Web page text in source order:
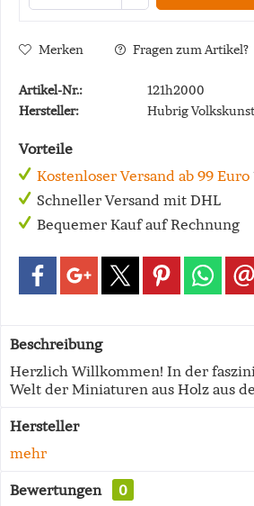
Merken Fragen zum Artikel?
Artikel-Nr.:
121h2000
Hersteller:
Hubrig
Vorteile
Kostenloser Versand ab 99 Euro
Schneller Versand mit DHL
Bequemer Kauf auf Rechnung
Beschreibung
Herzlich Willkommen! In der
Welt der Miniaturen aus Holz aus
Hersteller
mehr
Bewertungen
0